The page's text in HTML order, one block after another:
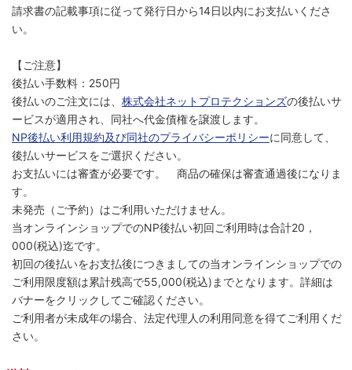
請求書の記載事項に従って発行日から14日以内にお支払いくださ
い。
【ご注意】
後払い手数料：250円
後払いのご注文には、 株式会社ネットプロテクションズの後払いサ
ービスが適用され、同社へ代金債権を譲渡します。
NP後払い利用規約及び同社のプライバシーポリシーに同意して、
後払いサービスをご選択ください。
お支払いには審査が必要です。 商品の確保は審査通過後になりま
す。
未発売（ご予約）はご利用いただけません。
当オンラインショップでのNP後払い初回ご利用時は合計20，
000(税込)迄です。
初回の後払いをお支払後につきましての当オンラインショップでの
ご利用限度額は累計残高で55,000(税込)までとなります。詳細は
バナーをクリックしてご確認ください。
ご利用者が未成年の場合、法定代理人の利用同意を得てご利用くだ
さい。